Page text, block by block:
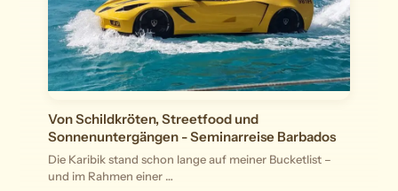
Von Schildkröten, Streetfood und
Sonnenuntergängen - Seminarreise Barbados
Die Karibik stand schon lange auf meiner Bucketlist –
und im Rahmen einer …